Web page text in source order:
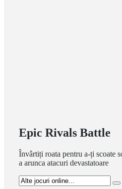
Epic Rivals Battle
Învârtiți roata pentru a-ți scoate
a arunca atacuri devastatoare